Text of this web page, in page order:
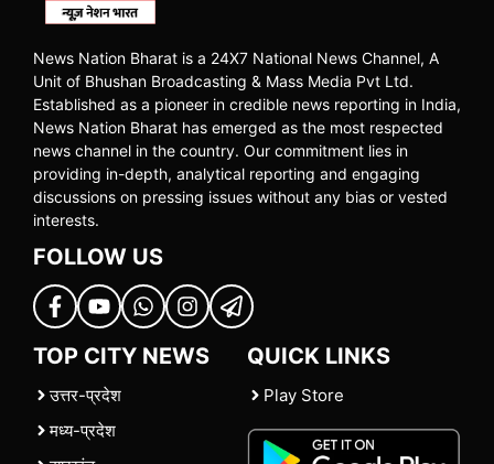
News Nation Bharat is a 24X7 National News Channel, A
Unit of Bhushan Broadcasting & Mass Media Pvt Ltd.
Established as a pioneer in credible news reporting in India,
News Nation Bharat has emerged as the most respected
news channel in the country. Our commitment lies in
providing in-depth, analytical reporting and engaging
discussions on pressing issues without any bias or vested
interests.
FOLLOW US
TOP CITY NEWS
उत्तर-प्रदेश
मध्य-प्रदेश
QUICK LINKS
Play Store